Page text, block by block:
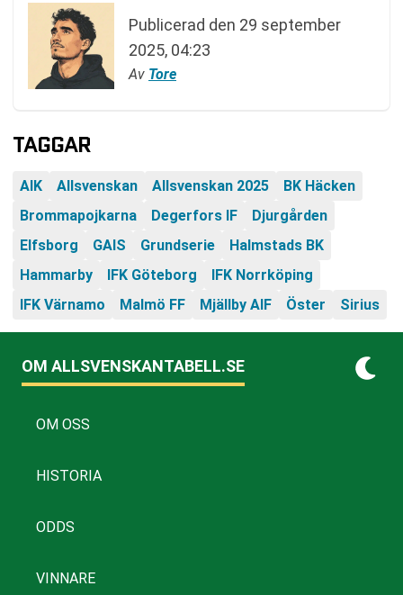
Publicerad den 29 september
2025, 04:23
Av Tore
TAGGAR
AIK Allsvenskan Allsvenskan 2025
BK Häcken
Brommapojkarna
Degerfors IF
Djurgården
Elfsborg
GAIS Grundserie
Halmstads BK
Hammarby
IFK Göteborg
IFK Norrköping
IFK Värnamo
Malmö FF Mjällby AIF Öster Sirius
OM ALLSVENSKANTABELL.SE
OM OSS
HISTORIA
ODDS
VINNARE